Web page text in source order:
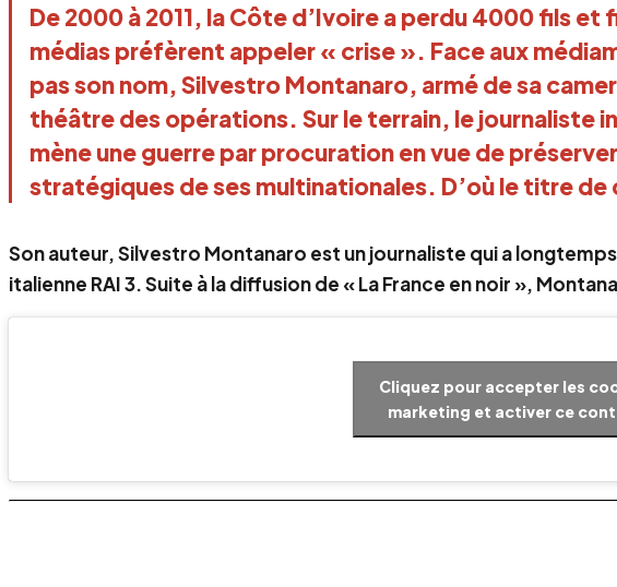
De 2000 à 2011, la Côte d’Ivoire a perdu 4000 fils et
médias préfèrent appeler « crise ». Face aux
pas son nom, Silvestro Montanaro, armé de sa
théâtre des opérations. Sur le terrain, le journaliste
mène une guerre par procuration en vue de
stratégiques de ses multinationales. D’où le titre de
Son auteur, Silvestro Montanaro est un journaliste qui a
italienne RAI 3. Suite à la diffusion de « La France en noir »,
Cliquez pour accepter les
marketing et activer ce